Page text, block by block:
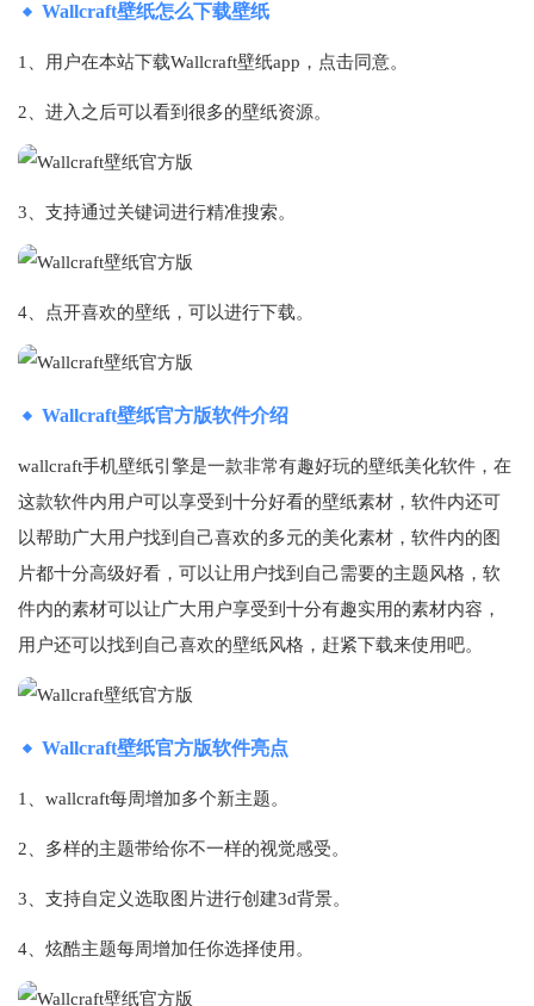
Wallcraft壁纸怎么下载壁纸
1、用户在本站下载Wallcraft壁纸app，点击同意。
2、进入之后可以看到很多的壁纸资源。
3、支持通过关键词进行精准搜索。
4、点开喜欢的壁纸，可以进行下载。
Wallcraft壁纸官方版软件介绍
wallcraft手机壁纸引擎是一款非常有趣好玩的壁纸美化软件，在
这款软件内用户可以享受到十分好看的壁纸素材，软件内还可
以帮助广大用户找到自己喜欢的多元的美化素材，软件内的图
片都十分高级好看，可以让用户找到自己需要的主题风格，软
件内的素材可以让广大用户享受到十分有趣实用的素材内容，
用户还可以找到自己喜欢的壁纸风格，赶紧下载来使用吧。
Wallcraft壁纸官方版软件亮点
1、wallcraft每周增加多个新主题。
2、多样的主题带给你不一样的视觉感受。
3、支持自定义选取图片进行创建3d背景。
4、炫酷主题每周增加任你选择使用。